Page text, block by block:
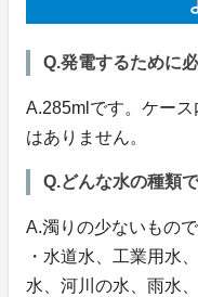
Q.発電するために
A.285mlです。ケー
はありません。
Q.どんな水の種類
A.濁りの少ないもの
・水道水、工業用水
水、河川の水、雨水